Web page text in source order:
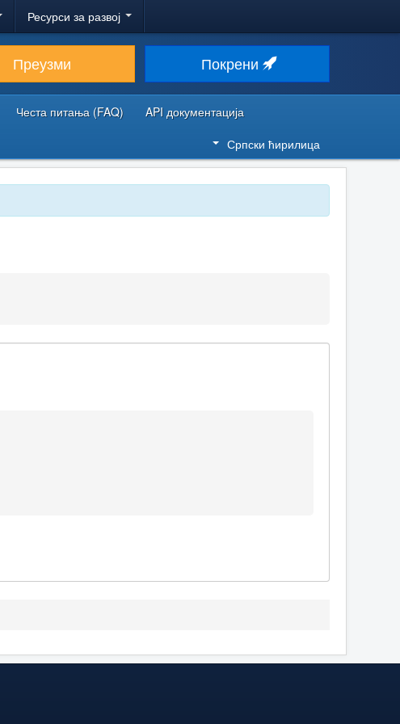
Ресурси за развој
Преузми Покрени
Честа питања (FAQ)
API документација
Српски ћирилица